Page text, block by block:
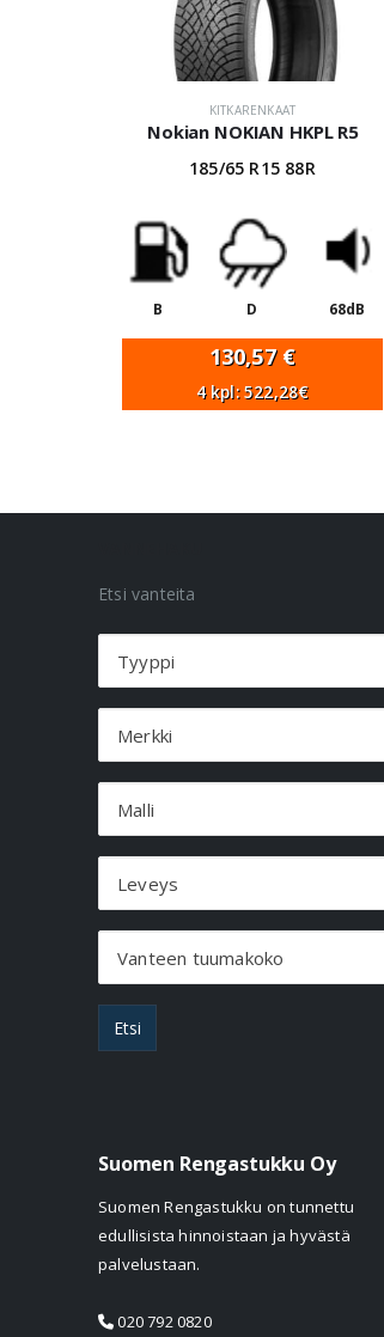
KITKARENKAAT
Nokian NOKIAN HKPL R5
185/65 R15 88R
B D 68dB
130,57 €
4 kpl: 522,28€
Etsi vanteita
Tyyppi
Merkki
Malli
Leveys
Vanteen tuumakoko
Etsi
Suomen Rengastukku Oy
Suomen Rengastukku on tunnettu
edullisista hinnoistaan ja hyvästä
palvelustaan.
020 792 0820